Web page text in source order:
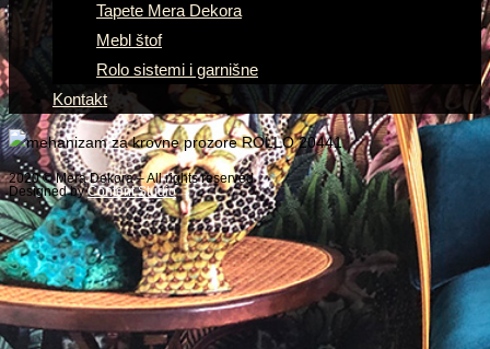
Tapete Mera Dekora
Mebl štof
Rolo sistemi i garnišne
Kontakt
2020 © Mera Dekora – All rights reserved
Designed byContent Studio